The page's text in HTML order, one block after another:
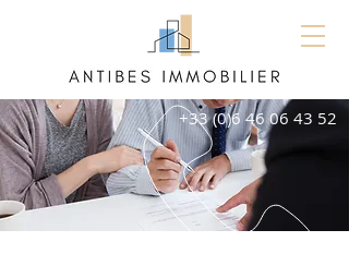
+33 (0)6 46 06 43 52